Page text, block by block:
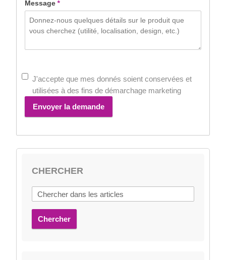
Message*
J'accepte que mes donnés soient conservées et
utilisées à des fins de démarchage marketing
Envoyer la demande
CHERCHER
Chercher